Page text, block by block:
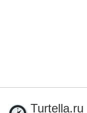
Turtella.ru